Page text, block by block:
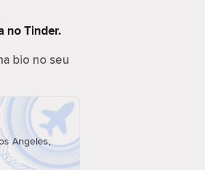
no Tinder.
bio no seu
Angeles,